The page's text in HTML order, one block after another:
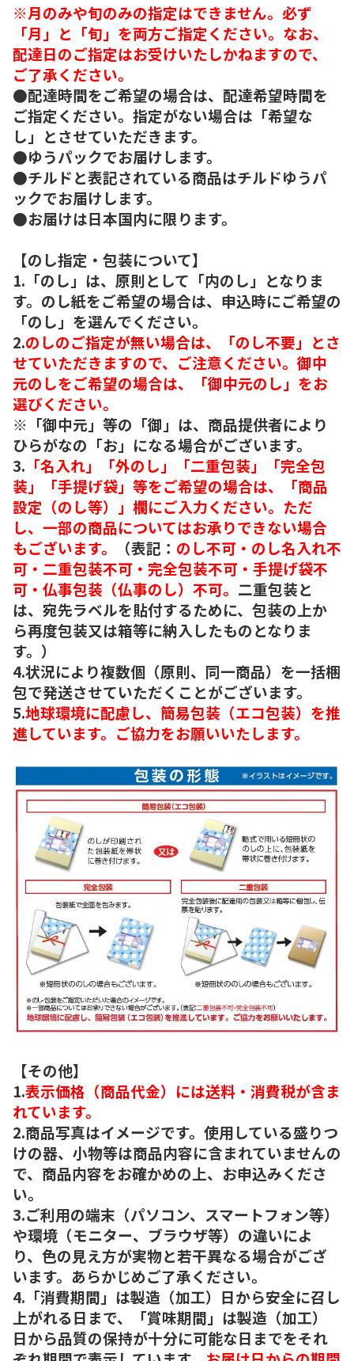
※月のみや旬のみの指定はできません。必ず
「月」と「旬」を両方ご指定ください。なお、
配達日のご指定はお受けいたしかねますので、
ご了承ください。
●配達時間をご希望の場合は、配達希望時間を
ご指定ください。指定がない場合は「希望な
し」とさせていただきます。
●ゆうパックでお届けします。
●チルドと表記されている商品はチルドゆうパ
ックでお届けします。
●お届けは日本国内に限ります。
【のし指定・包装について】
1.「のし」は、原則として「内のし」となりま
す。のし紙をご希望の場合は、申込時にご希望の
「のし」を選んでください。
2.のしのご指定が無い場合は、「のし不要」とさ
せていただきますので、ご注意ください。御中
元のしをご希望の場合は、「御中元のし」をお
選びください。
※「御中元」等の「御」は、商品提供者により
ひらがなの「お」になる場合がございます。
3. 「名入れ」「外のし」「二重包装」「完全包
装」「手提げ袋」等をご希望の場合は、「商品
設定（のし等）」欄にご入力ください。ただ
し、一部の商品についてはお承りできない場合
もございます。
（表記： のし不可・のし名入れ不
可・二重包装不可・完全包装不可・手提げ袋不
可・仏事包装（仏事のし）不可。 二重包装と
は、宛先ラベルを貼付するために、包装の上か
ら再度包装又は箱等に納入したものとなりま
す。）
4.状況により複数個（原則、同一商品）を一括梱
包で発送させていただくことがございます。
5.地球環境に配慮し、簡易包装（エコ包装）を推
進しています。ご協力をお願いいたします。
【その他】
1.表示価格（商品代金）には送料・消費税が含ま
れています。
2.商品写真はイメージです。使用している盛りつ
けの器、小物等は商品内容に含まれていませんの
で、商品内容をお確かめの上、お申込みくださ
い。
3.ご利用の端末（パソコン、スマートフォン等）
や環境（モニター、ブラウザ等）の違いによ
り、色の見え方が実物と若干異なる場合がござ
います。あらかじめご了承ください。
4.「消費期間」は製造（加工）日から安全に召し
上がれる日まで、「賞味期間」は製造（加工）
日から品質の保持が十分に可能な日までをそれ